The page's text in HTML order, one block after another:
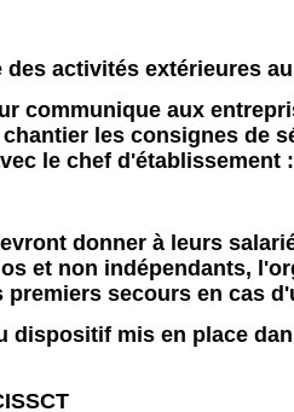
des activités extérieures
communique aux
les consignes de
le chef d'établissement :
donner à leurs
et non indépendants,
premiers secours en cas
dispositif mis en place